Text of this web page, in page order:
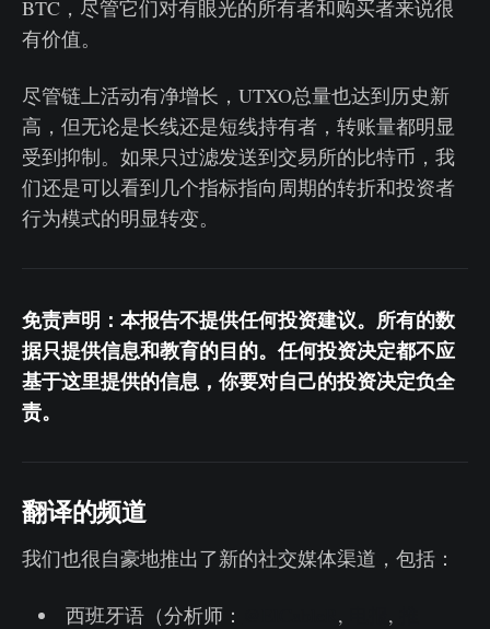
BTC，尽管它们对有眼光的所有者和购买者来说很
有价值。
尽管链上活动有净增长，UTXO总量也达到历史新
高，但无论是长线还是短线持有者，转账量都明显
受到抑制。如果只过滤发送到交易所的比特币，我
们还是可以看到几个指标指向周期的转折和投资者
行为模式的明显转变。
免责声明：本报告不提供任何投资建议。所有的数
据只提供信息和教育的目的。任何投资决定都不应
基于这里提供的信息，你要对自己的投资决定负全
责。
翻译的频道
我们也很自豪地推出了新的社交媒体渠道，包括：
西班牙语（分析师： , ,